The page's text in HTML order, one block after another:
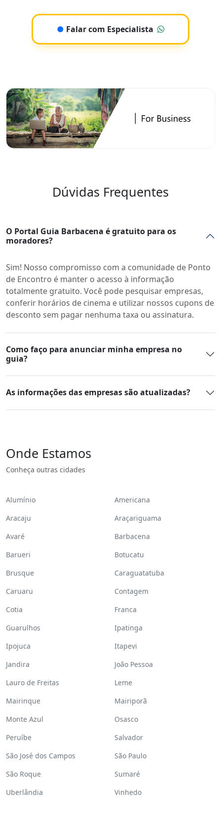
● Falar com Especialista
Dúvidas Frequentes
O Portal Guia Barbacena é gratuito para os
moradores?
Sim! Nosso compromisso com a comunidade de Ponto
de Encontro é manter o acesso à informação
totalmente gratuito. Você pode pesquisar empresas,
conferir horários de cinema e utilizar nossos cupons de
desconto sem pagar nenhuma taxa ou assinatura.
Como faço para anunciar minha empresa no
guia?
As informações das empresas são atualizadas?
Onde Estamos
Conheça outras cidades
Alumínio
Americana
Aracaju
Araçariguama
Avaré
Barbacena
Barueri
Botucatu
Brusque
Caraguatatuba
Caruaru
Contagem
Cotia
Franca
Guarulhos
Ipatinga
Ipojuca
Itapevi
Jandira
João Pessoa
Lauro de Freitas
Leme
Mairinque
Mairiporã
Monte Azul
Osasco
Peruíbe
Salvador
São José dos Campos
São Paulo
São Roque
Sumaré
Uberlândia
Vinhedo